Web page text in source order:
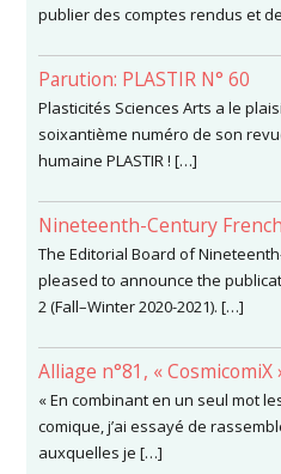
publier des comptes rendus et
Parution: PLASTIR N° 60
Plasticités Sciences Arts a le
soixantième numéro de son
humaine PLASTIR ! […]
Nineteenth-Century
The Editorial Board of
pleased to announce the
2 (Fall–Winter 2020-2021). […]
Alliage n°81, « CosmicomiX
« En combinant en un seul mot
comique, j’ai essayé de
auxquelles je […]